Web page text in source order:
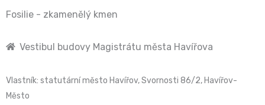
Fosilie - zkamenělý kmen
Vestibul budovy Magistrátu města Havířova
Vlastník: statutární město Havířov, Svornosti 86/2, Havířov-
Město